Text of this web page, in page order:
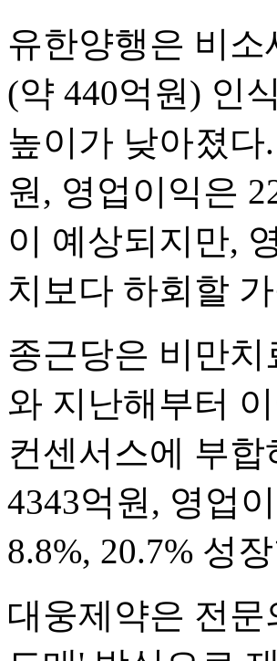
유한양행은 비
(약 440억원) 인
높이가 낮아졌다
원, 영업이익은
이 예상되지만,
치보다 하회할
종근당은 비만
와 지난해부터
컨센서스에 부
4343억원, 영업
8.8%, 20.7% 성
대웅제약은 전